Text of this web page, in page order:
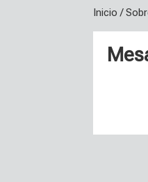
Inicio /